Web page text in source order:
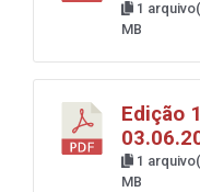
1
MB
Edição
1
MB